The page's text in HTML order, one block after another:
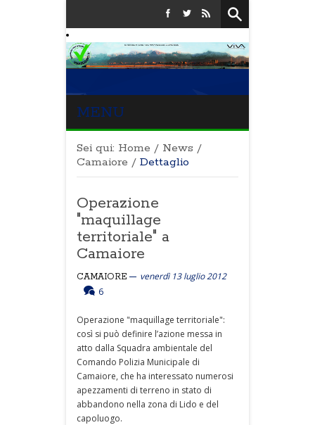
MENU
Sei qui: Home / News /
Camaiore / Dettaglio
Operazione
"maquillage
territoriale" a
Camaiore
CAMAIORE
venerdì 13 luglio 2012
6
Operazione "maquillage territoriale":
così si può definire l’azione messa in
atto dalla Squadra ambientale del
Comando Polizia Municipale di
Camaiore, che ha interessato numerosi
apezzamenti di terreno in stato di
abbandono nella zona di Lido e del
capoluogo.